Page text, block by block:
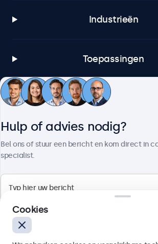
Industrieën
Toepassingen
Klantenservice
Hulp of advies nodig?
Bel ons of stuur een bericht en kom direct in
specialist.
Cookies